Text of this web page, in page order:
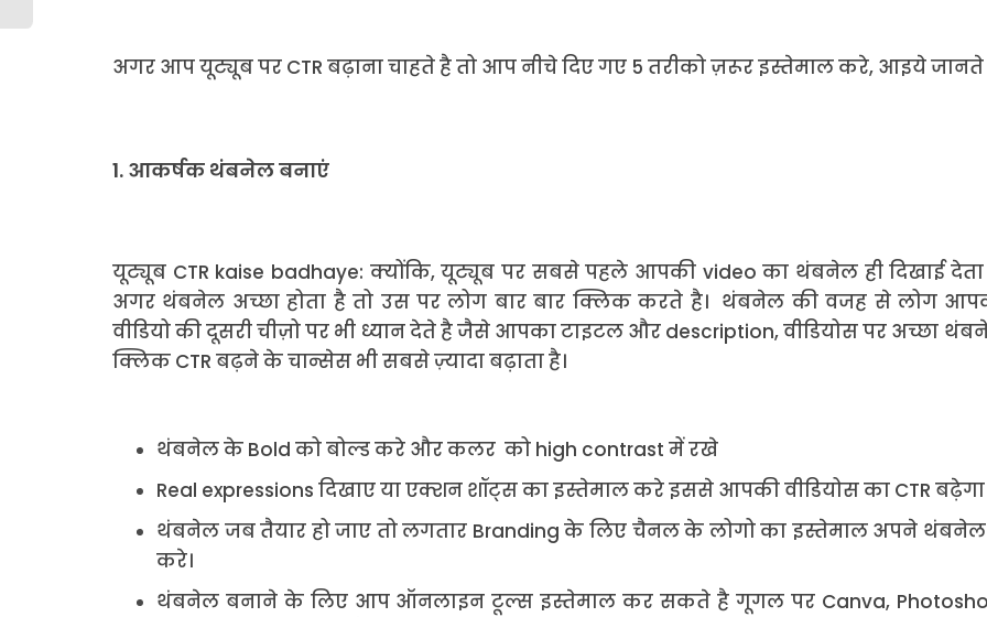
अगर आप यूट्यूब पर CTR बढ़ाना चाहते है तो आप नीचे दिए गए 5 तरीको ज़रूर इस्तेमाल करे, आइये जानते
1. आकर्षक थंबनेल बनाएं
यूट्यूब CTR kaise badhaye: क्योंकि, यूट्यूब पर सबसे पहले आपकी video का थंबनेल ही दिखाई
अगर थंबनेल अच्छा होता है तो उस पर लोग बार बार क्लिक करते है। थंबनेल की वजह से लोग
वीडियो की दूसरी चीज़ो पर भी ध्यान देते है जैसे आपका टाइटल और description, वीडियोस पर अच्छा
क्लिक CTR बढ़ने के चान्सेस भी सबसे ज़्यादा बढ़ाता है।
थंबनेल के Bold को बोल्ड करे और कलर को high contrast में रखे
Real expressions दिखाए या एक्शन शॉट्स का इस्तेमाल करे इससे आपकी वीडियोस का CTR
थंबनेल जब तैयार हो जाए तो लगतार Branding के लिए चैनल के लोगो का इस्तेमाल अपने
करे।
थंबनेल बनाने के लिए आप ऑनलाइन टूल्स इस्तेमाल कर सकते है गूगल पर Canva,